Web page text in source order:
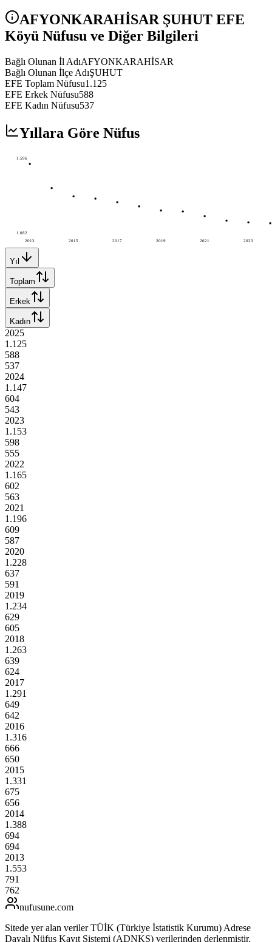
AFYONKARAHİSAR ŞUHUT EFE
Köyü Nüfusu ve Diğer Bilgileri
Bağlı Olunan İl AdıAFYONKARAHİSAR
Bağlı Olunan İlçe AdıŞUHUT
EFE Toplam Nüfusu1.125
EFE Erkek Nüfusu588
EFE Kadın Nüfusu537
Yıllara Göre Nüfus
2013 2015 2017 2019 2021 2023
1.596
1.082
Yıl
Toplam
Erkek
Kadın
2025
1.125
588
537
2024
1.147
604
543
2023
1.153
598
555
2022
1.165
602
563
2021
1.196
609
587
2020
1.228
637
591
2019
1.234
629
605
2018
1.263
639
624
2017
1.291
649
642
2016
1.316
666
650
2015
1.331
675
656
2014
1.388
694
694
2013
1.553
791
762
nufusune.com
Sitede yer alan veriler TÜİK (Türkiye İstatistik Kurumu) Adrese
Dayalı Nüfus Kayıt Sistemi (ADNKS) verilerinden derlenmiştir.